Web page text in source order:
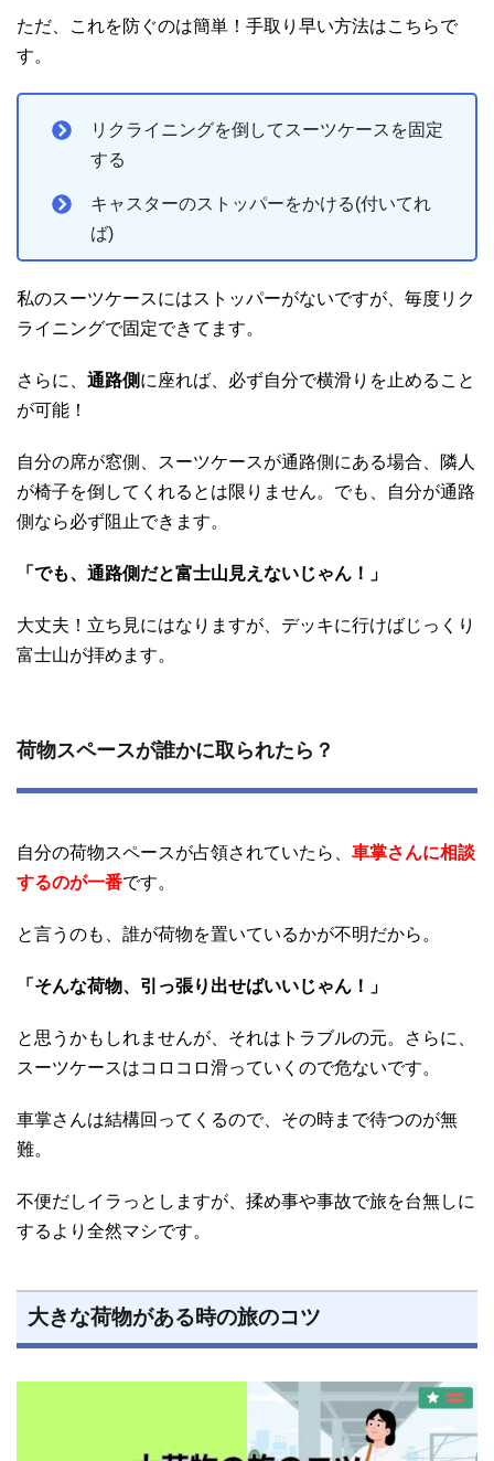
ただ、これを防ぐのは簡単！手取り早い方法はこちらで
す。
リクライニングを倒してスーツケースを固定
する
キャスターのストッパーをかける(付いてれ
ば)
私のスーツケースにはストッパーがないですが、毎度リク
ライニングで固定できてます。
さらに、 通路側 に座れば、必ず自分で横滑りを止めること
が可能！
自分の席が窓側、スーツケースが通路側にある場合、隣人
が椅子を倒してくれるとは限りません。でも、自分が通路
側なら必ず阻止できます。
「でも、通路側だと富士山見えないじゃん！」
大丈夫！立ち見にはなりますが、デッキに行けばじっくり
富士山が拝めます。
荷物スペースが誰かに取られたら？
自分の荷物スペースが占領されていたら、 車掌さんに相談
するのが一番です。
と言うのも、誰が荷物を置いているかが不明だから。
「そんな荷物、引っ張り出せばいいじゃん！」
と思うかもしれませんが、それはトラブルの元。さらに、
スーツケースはコロコロ滑っていくので危ないです。
車掌さんは結構回ってくるので、その時まで待つのが無
難。
不便だしイラっとしますが、揉め事や事故で旅を台無しに
するより全然マシです。
大きな荷物がある時の旅のコツ